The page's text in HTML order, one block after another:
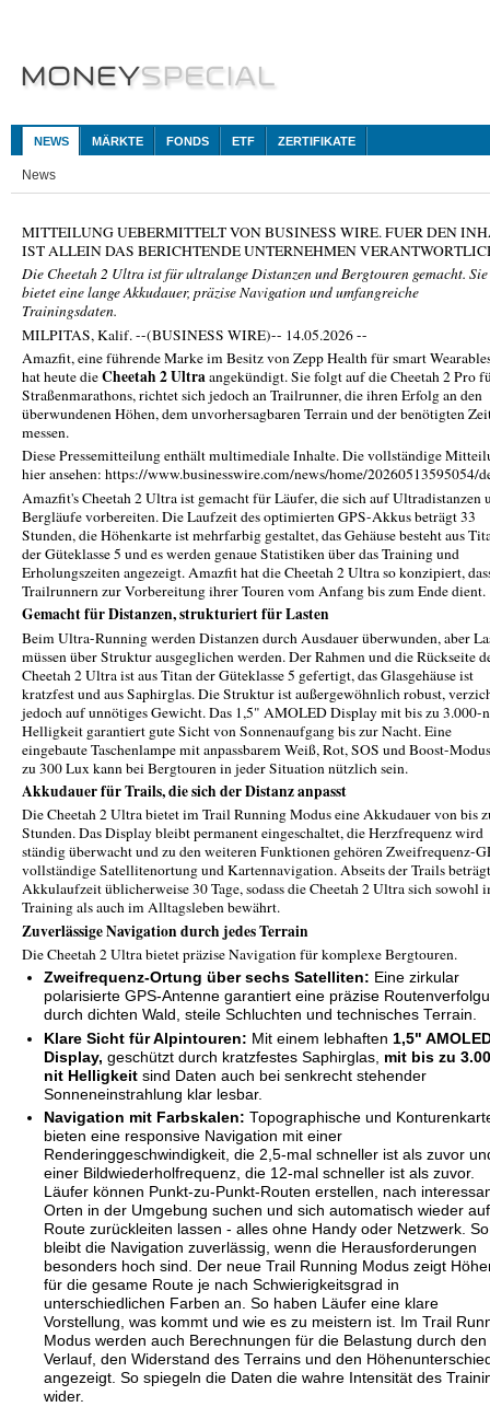
NEWS MÄRKTE FONDS ETF ZERTIFIKATE
News
MITTEILUNG UEBERMITTELT VON BUSINESS WIRE. FUER DEN
IST ALLEIN DAS BERICHTENDE UNTERNEHMEN
Die Cheetah 2 Ultra ist für ultralange Distanzen und Bergtouren gemacht. Sie
bietet eine lange Akkudauer, präzise Navigation und umfangreiche
Trainingsdaten.
MILPITAS, Kalif. --(BUSINESS WIRE)-- 14.05.2026 --
Amazfit, eine führende Marke im Besitz von Zepp Health für smart
hat heute dieCheetah 2 Ultraangekündigt. Sie folgt auf die Cheetah 2 Pro
Straßenmarathons, richtet sich jedoch an Trailrunner, die ihren Erfolg an den
überwundenen Höhen, dem unvorhersagbaren Terrain und der benötigten
messen.
Diese Pressemitteilung enthält multimediale Inhalte. Die vollständige
hier ansehen: https://www.businesswire.com/news/home/20260513595054/
Amazfit's Cheetah 2 Ultra ist gemacht für Läufer, die sich auf Ultradistanzen
Bergläufe vorbereiten. Die Laufzeit des optimierten GPS-Akkus beträgt 33
Stunden, die Höhenkarte ist mehrfarbig gestaltet, das Gehäuse besteht aus
der Güteklasse 5 und es werden genaue Statistiken über das Training und
Erholungszeiten angezeigt. Amazfit hat die Cheetah 2 Ultra so konzipiert,
Trailrunnern zur Vorbereitung ihrer Touren vom Anfang bis zum Ende dient.
Gemacht für Distanzen, strukturiert für Lasten
Beim Ultra-Running werden Distanzen durch Ausdauer überwunden, aber
müssen über Struktur ausgeglichen werden. Der Rahmen und die Rückseite
Cheetah 2 Ultra ist aus Titan der Güteklasse 5 gefertigt, das Glasgehäuse ist
kratzfest und aus Saphirglas. Die Struktur ist außergewöhnlich robust,
jedoch auf unnötiges Gewicht. Das 1,5" AMOLED Display mit bis zu 3.000-
Helligkeit garantiert gute Sicht von Sonnenaufgang bis zur Nacht. Eine
eingebaute Taschenlampe mit anpassbarem Weiß, Rot, SOS und Boost-
zu 300 Lux kann bei Bergtouren in jeder Situation nützlich sein.
Akkudauer für Trails, die sich der Distanz anpasst
Die Cheetah 2 Ultra bietet im Trail Running Modus eine Akkudauer von bis
Stunden. Das Display bleibt permanent eingeschaltet, die Herzfrequenz wird
ständig überwacht und zu den weiteren Funktionen gehören Zweifrequenz-
vollständige Satellitenortung und Kartennavigation. Abseits der Trails
Akkulaufzeit üblicherweise 30 Tage, sodass die Cheetah 2 Ultra sich sowohl
Training als auch im Alltagsleben bewährt.
Zuverlässige Navigation durch jedes Terrain
Die Cheetah 2 Ultra bietet präzise Navigation für komplexe Bergtouren.
Zweifrequenz-Ortung über sechs Satelliten: Eine zirkular
polarisierte GPS-Antenne garantiert eine präzise
durch dichten Wald, steile Schluchten und technisches Terrain.
Klare Sicht für Alpintouren: Mit einem lebhaften 1,5"
Display, geschützt durch kratzfestes Saphirglas, mit bis zu
nit Helligkeit sind Daten auch bei senkrecht stehender
Sonneneinstrahlung klar lesbar.
Navigation mit Farbskalen: Topographische und
bieten eine responsive Navigation mit einer
Renderinggeschwindigkeit, die 2,5-mal schneller ist als zuvor
einer Bildwiederholfrequenz, die 12-mal schneller ist als zuvor.
Läufer können Punkt-zu-Punkt-Routen erstellen, nach
Orten in der Umgebung suchen und sich automatisch wieder
Route zurückleiten lassen - alles ohne Handy oder Netzwerk. So
bleibt die Navigation zuverlässig, wenn die Herausforderungen
besonders hoch sind. Der neue Trail Running Modus zeigt
für die gesame Route je nach Schwierigkeitsgrad in
unterschiedlichen Farben an. So haben Läufer eine klare
Vorstellung, was kommt und wie es zu meistern ist. Im Trail
Modus werden auch Berechnungen für die Belastung durch den
Verlauf, den Widerstand des Terrains und den
angezeigt. So spiegeln die Daten die wahre Intensität des
wider.